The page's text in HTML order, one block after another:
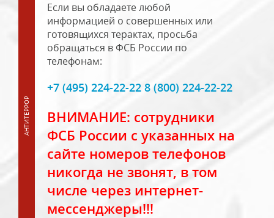
Если вы обладаете любой
информацией о совершенных или
готовящихся терактах, просьба
обращаться в ФСБ России по
телефонам:
+7 (495) 224-22-22 8 (800) 224-22-22
ВНИМАНИЕ: сотрудники
ФСБ России с указанных на
сайте номеров телефонов
никогда не звонят, в том
числе через интернет-
мессенджеры!!!